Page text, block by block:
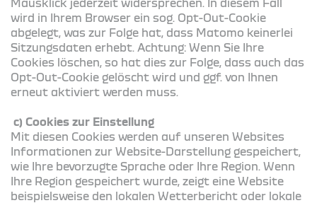
Mausklick jederzeit widersprechen. In diesem Fall
wird in Ihrem Browser ein sog. Opt-Out-Cookie
abgelegt, was zur Folge hat, dass Matomo keinerlei
Sitzungsdaten erhebt. Achtung: Wenn Sie Ihre
Cookies löschen, so hat dies zur Folge, dass auch das
Opt-Out-Cookie gelöscht wird und ggf. von Ihnen
erneut aktiviert werden muss.
c) Cookies zur Einstellung
Mit diesen Cookies werden auf unseren Websites
Informationen zur Website-Darstellung gespeichert,
wie Ihre bevorzugte Sprache oder Ihre Region. Wenn
Ihre Region gespeichert wurde, zeigt eine Website
beispielsweise den lokalen Wetterbericht oder lokale